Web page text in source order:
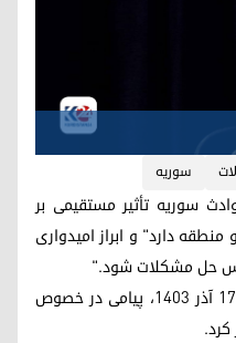
سوریه
سوریه تأثیر مستقیمی بر
دارد" و ابراز امیدواری
حل مشکلات شود."
پرزیدنت مسعود بارزانی روز شنبه، ١٧ آذر ۱۴۰۳، پیامی در خصوص